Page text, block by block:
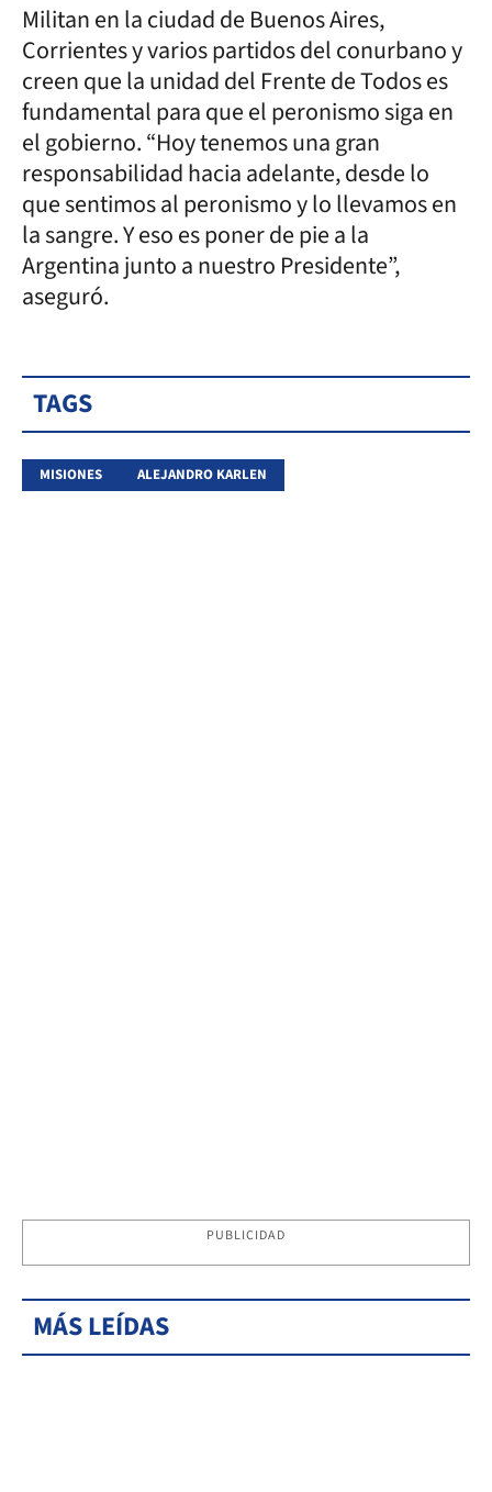
Militan en la ciudad de Buenos Aires,
Corrientes y varios partidos del conurbano y
creen que la unidad del Frente de Todos es
fundamental para que el peronismo siga en
el gobierno. “Hoy tenemos una gran
responsabilidad hacia adelante, desde lo
que sentimos al peronismo y lo llevamos en
la sangre. Y eso es poner de pie a la
Argentina junto a nuestro Presidente”,
aseguró.
TAGS
MISIONES ALEJANDRO KARLEN
PUBLICIDAD
MÁS LEÍDAS